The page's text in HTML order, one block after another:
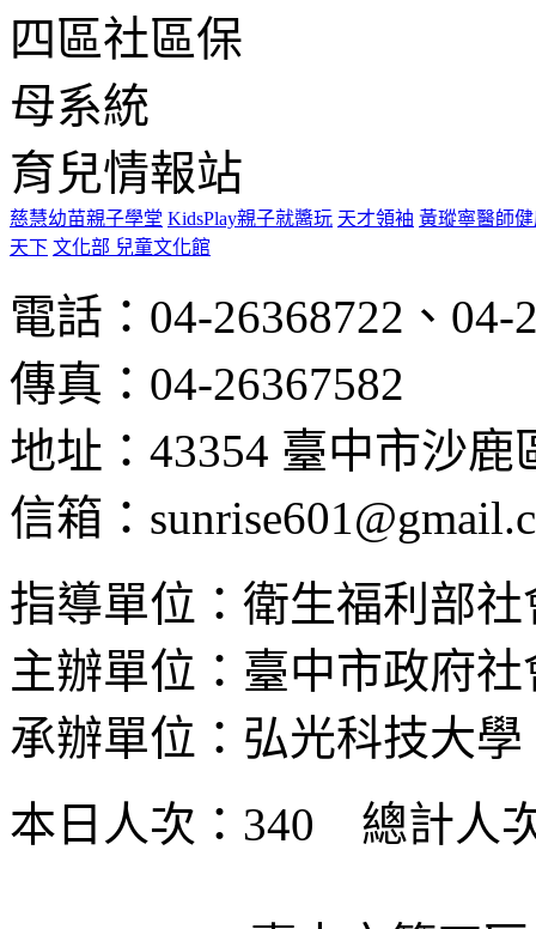
育兒情報站
慈慧幼苗親子學堂 KidsPlay親子就醬玩 天才領袖 黃瑽寧醫師
天下 文化部 兒童文化館
電話：04-26368722、04-
傳真：04-26367582
地址：43354 臺中市沙鹿
信箱：
指導單位：衛生福利部
主辦單位：臺中市政府社
承辦單位：弘光科技大學
本日人次：340 總計人